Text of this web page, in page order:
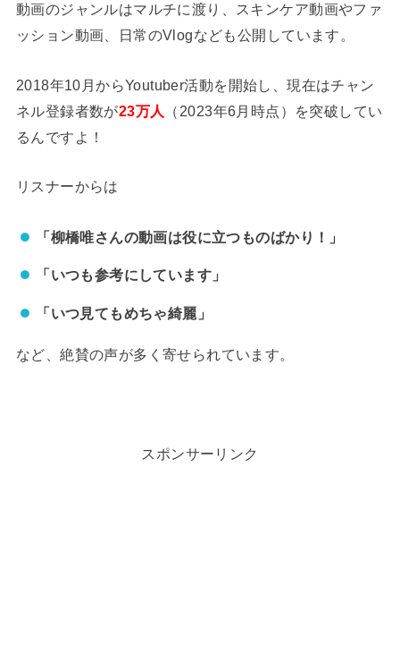
動画のジャンルはマルチに渡り、スキンケア動画やファ
ッション動画、日常のVlogなども公開しています。
2018年10月からYoutuber活動を開始し、現在はチャン
ネル登録者数が23万人
（2023年6月時点）を突破してい
るんですよ！
リスナーからは
「柳橋唯さんの動画は役に立つものばかり！」
「いつも参考にしています」
「いつ見てもめちゃ綺麗」
など、絶賛の声が多く寄せられています。
スポンサーリンク